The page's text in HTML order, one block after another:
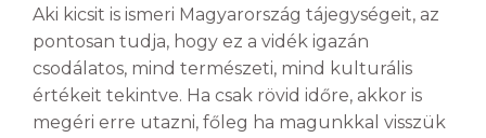
Aki kicsit is ismeri Magyarország tájegységeit, az
pontosan tudja, hogy ez a vidék igazán
csodálatos, mind természeti, mind kulturális
értékeit tekintve. Ha csak rövid időre, akkor is
megéri erre utazni, főleg ha magunkkal visszük